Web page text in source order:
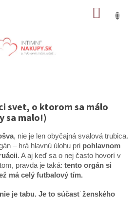
svet, o ktorom sa málo
sa malo!)
, nie je len obyčajná svalová trubica.
– hrá hlavnú úlohu pri pohlavnom
. A aj keď sa o nej často hovorí v
pravda je taká: tento orgán si
má celý futbalový tím.
je tabu. Je to súčasť ženského